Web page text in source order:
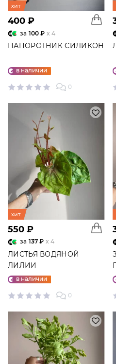
хит
400 ₽
за 100 ₽ x 4
ПАПОРОТНИК СИЛИКОН
в наличии
0
хит
550 ₽
за 137 ₽ x 4
ЛИСТЬЯ ВОДЯНОЙ
ЛИЛИИ
в наличии
0